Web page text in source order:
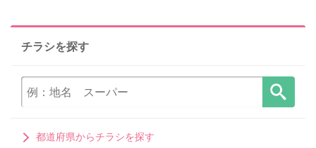
チラシを探す
都道府県からチラシを探す